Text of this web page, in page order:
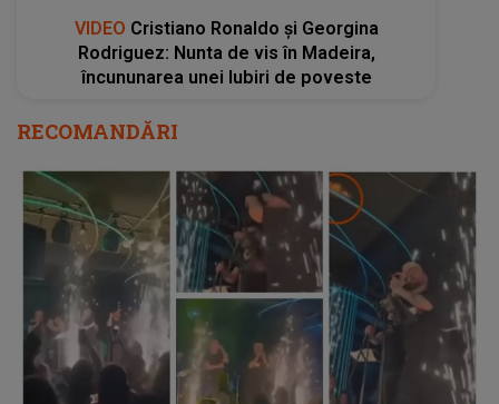
VIDEO| Momentul în care clubul din
Macedonia a fost cuprins de flăcări. Tragedia
trasă la indigo cu cea de la Colectiv